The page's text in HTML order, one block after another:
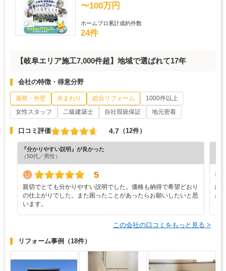
〜100万円
ホームプロ累計成約件数
24件
【岐阜エリア施工7,000件超】地域で選ばれて17年
会社の特徴・得意分野
屋根・外壁 水まわり 総合リフォーム
1000件以上
女性スタッフ
二級建築士 自社瑕疵保証 地元密着
口コミ評価 4.7 （12件）
『分かりやすい説明』が良かった
（50代／男性）
5
親切でとても分かりやすい説明でした。価格も納得で希望どおり
の仕上がりでした。また困ったことがあったらお願いしたいと思
います。
結
感
この会社の口コミをもっと見る >
リフォーム事例 （18件）